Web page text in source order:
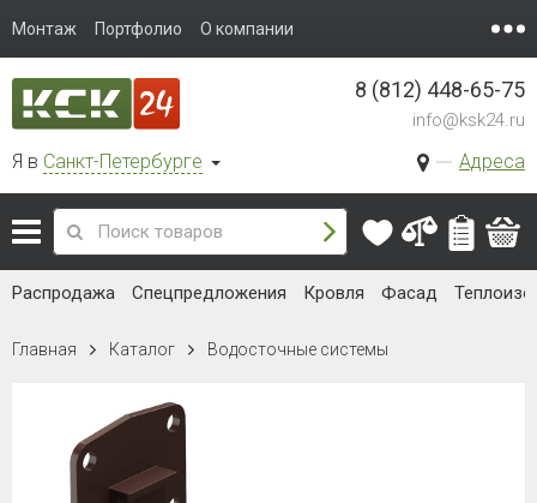
Монтаж Портфолио О компании
Я в Санкт-Петербурге Адреса
8 (812) 448-65-75
info@ksk24.ru
Распродажа Спецпредложения Кровля Фасад
Главная Каталог Водосточные системы